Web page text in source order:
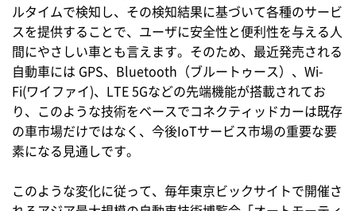
ルタイムで検知し、その検知結果に基づいて各種のサービ
スを提供することで、ユーザに安全性と便利性を与える人
間にやさしい車とも言えます。そのため、最近発売される
自動車には GPS、Bluetooth（ブルートゥース）、Wi-
Fi(ワイファイ)、LTE 5Gなどの先端機能が搭載されてお
り、このような技術をベースでコネクティッドカーは既存
の車市場だけではなく、今後IoTサービス市場の重要な要
素になる見通しです。
このような変化に従って、毎年東京ビックサイトで開催さ